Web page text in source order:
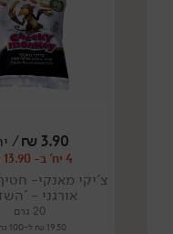
3.90
₪
/
4 יח' ב- 13.90 ₪
צ'יקי מאנקי-
אורגני -
20 גרם
19.50 ₪ ל-100 גרם